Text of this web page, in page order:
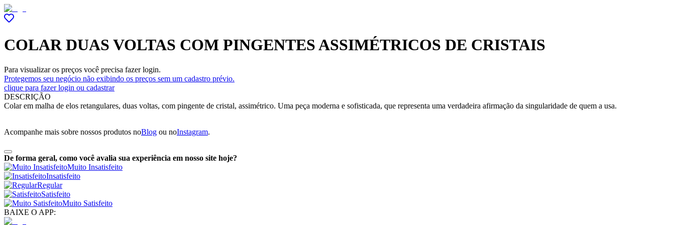
COLAR DUAS VOLTAS COM PINGENTES ASSIMÉTRICOS DE CRISTAIS
Para visualizar os preços você precisa fazer login.
Protegemos seu negócio não exibindo os preços sem um cadastro prévio.
clique para fazer login ou cadastrar
DESCRIÇÃO
Colar em malha de elos retangulares, duas voltas, com pingente de cristal, assimétrico. Uma peça moderna e sofisticada, que representa uma verdadeira afirmação da singularidade de quem a usa.
Acompanhe mais sobre nossos produtos noBlog ou noInstagram.
De forma geral, como você avalia sua experiência em nosso site hoje?
Muito Insatisfeito
Insatisfeito
Regular
Satisfeito
Muito Satisfeito
BAIXE O APP: